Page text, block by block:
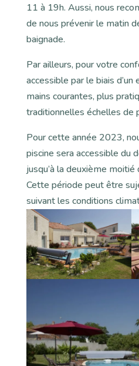
11 à 19h. Aussi, nous
de nous prévenir le matin
baignade.
Par ailleurs, pour votre
accessible par le biais
mains courantes, plus
traditionnelles échelles de
Pour cette année 2023,
piscine sera accessible du
jusqu’à la deuxième
Cette période peut être
suivant les conditions